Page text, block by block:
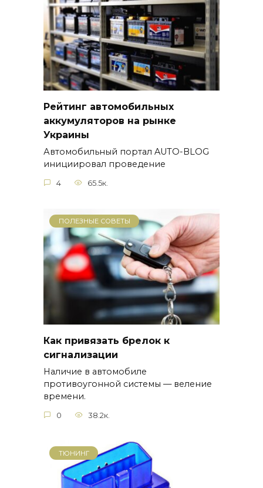
Рейтинг автомобильных
аккумуляторов на рынке
Украины
Автомобильный портал AUTO-BLOG
инициировал проведение
4 65.5к.
ПОЛЕЗНЫЕ СОВЕТЫ
Как привязать брелок к
сигнализации
Наличие в автомобиле
противоугонной системы — веление
времени.
0 38.2к.
ТЮНИНГ